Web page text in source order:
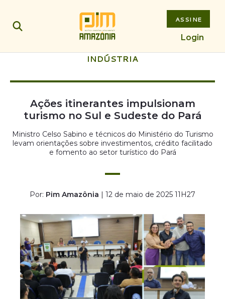
ASSINE
Login
INDÚSTRIA
Ações itinerantes impulsionam
turismo no Sul e Sudeste do Pará
Ministro Celso Sabino e técnicos do Ministério do Turismo
levam orientações sobre investimentos, crédito facilitado
e fomento ao setor turístico do Pará
Por: Pim Amazônia | 12 de maio de 2025 11H27